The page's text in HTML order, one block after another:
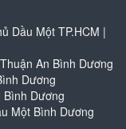
Dầu Một TP.HCM |
An Bình Dương
Dương
Bình Dương
Một Bình Dương